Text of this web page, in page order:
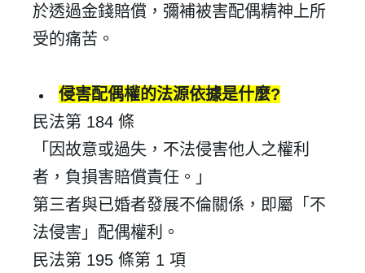
於透過金錢賠償，彌補被害配偶精神上所
受的痛苦。
侵害配偶權的法源依據是什麼?
民法第 184 條
「因故意或過失，不法侵害他人之權利
者，負損害賠償責任。」
第三者與已婚者發展不倫關係，即屬「不
法侵害」配偶權利。
民法第 195 條第 1 項